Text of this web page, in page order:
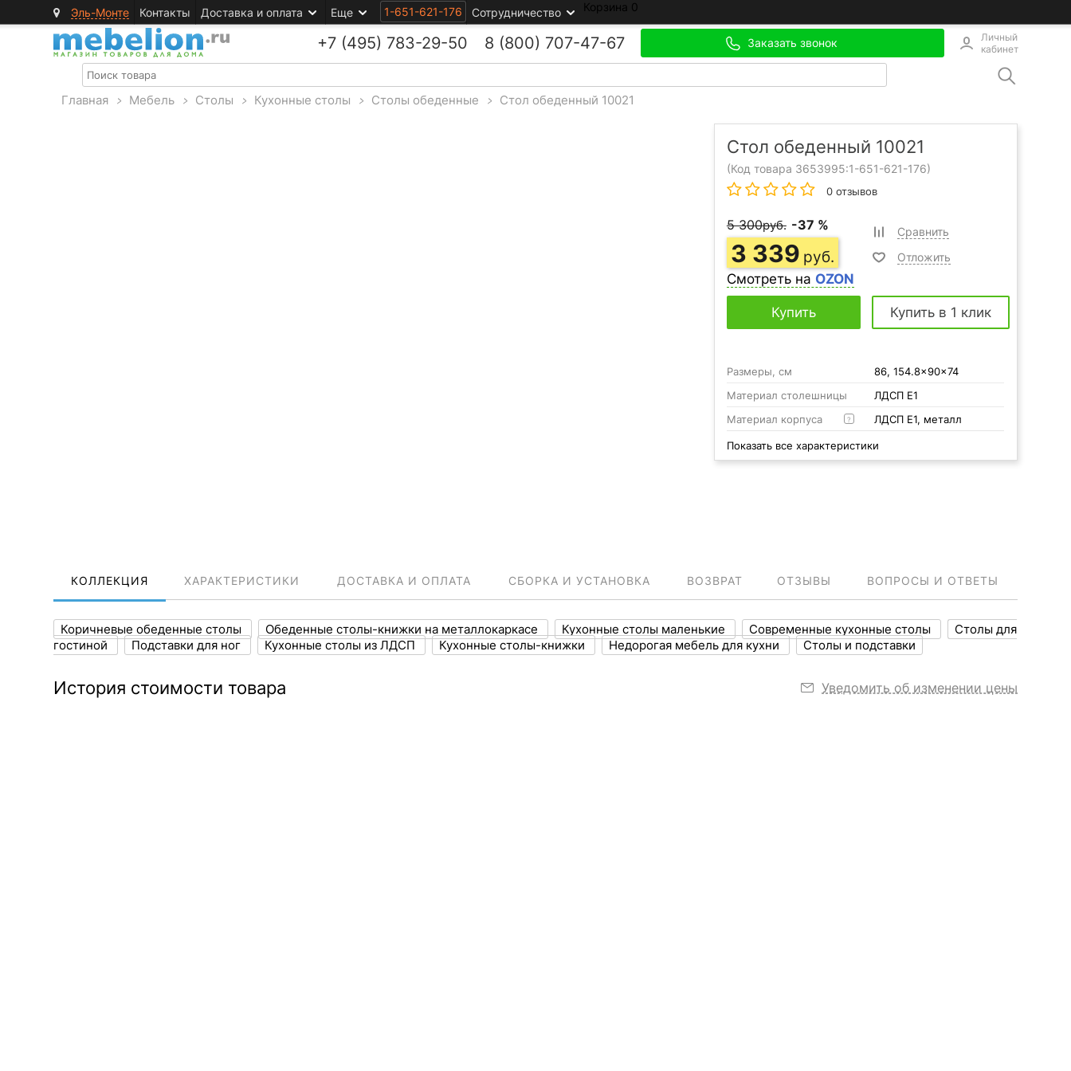
Эль-Монте Контакты Доставка и оплата Еще 1-651-621-176 Сотрудничество Корзина 0
+7 (495) 783-29-50 8 (800) 707-47-67 Заказать звонок
Личный
кабинет
Главная > Мебель > Столы > Кухонные столы > Столы обеденные > Стол обеденный 10021
Стол обеденный 10021
(Код товара 3653995:1-651-621-176)
0 отзывов
5 300руб. -37 %
3 339 руб.
Смотреть на OZON
Сравнить
Отложить
Купить Купить в 1 клик
Размеры, см
86, 154.8x90x74
Материал столешницы
ЛДСП Е1
Материал корпуса
? ЛДСП Е1, металл
Показать все характеристики
КОЛЛЕКЦИЯ ХАРАКТЕРИСТИКИ ДОСТАВКА И ОПЛАТА СБОРКА И УСТАНОВКА ВОЗВРАТ ОТЗЫВЫ ВОПРОСЫ И ОТВЕТЫ
Коричневые обеденные столы Обеденные столы-книжки на металлокаркасе Кухонные столы маленькие Современные кухонные столы
Столы для
гостиной
Подставки для ног Кухонные столы из ЛДСП Кухонные столы-книжки Недорогая мебель для кухни Столы и подставки
История стоимости товара Уведомить об изменении цены